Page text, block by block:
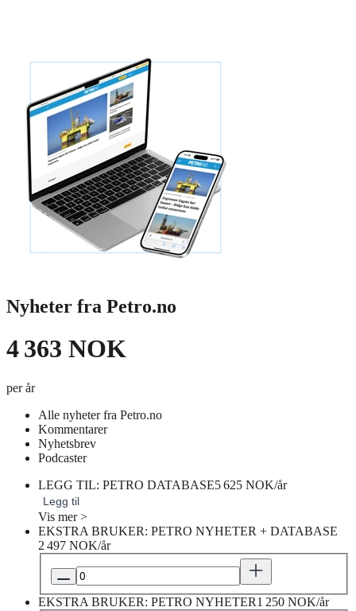
Nyheter fra Petro.no
4 363 NOK
per år
Alle nyheter fra Petro.no
Kommentarer
Nyhetsbrev
Podcaster
LEGG TIL: PETRO DATABASE5 625 NOK/år
Legg til
Vis mer >
EKSTRA BRUKER: PETRO NYHETER + DATABASE
2 497 NOK/år
EKSTRA BRUKER: PETRO NYHETER1 250 NOK/år